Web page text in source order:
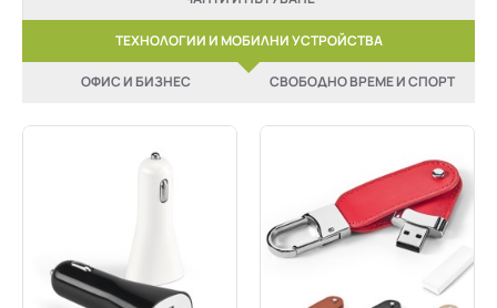
ЧАНТИ И ПЪТУВАНЕ
ТЕХНОЛОГИИ И МОБИЛНИ УСТРОЙСТВА